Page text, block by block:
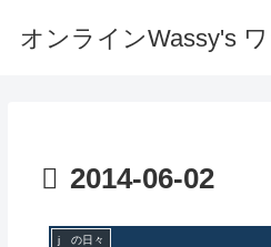
オンラインWassy's ワ
2014-06-02
j の日々